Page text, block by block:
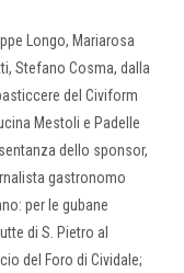
Longo, Mariarosa
Stefano Cosma, dalla
del Civiform
Mestoli e Padelle
dello sponsor,
gastronomo
per le gubane
di S. Pietro al
del Foro di Cividale;